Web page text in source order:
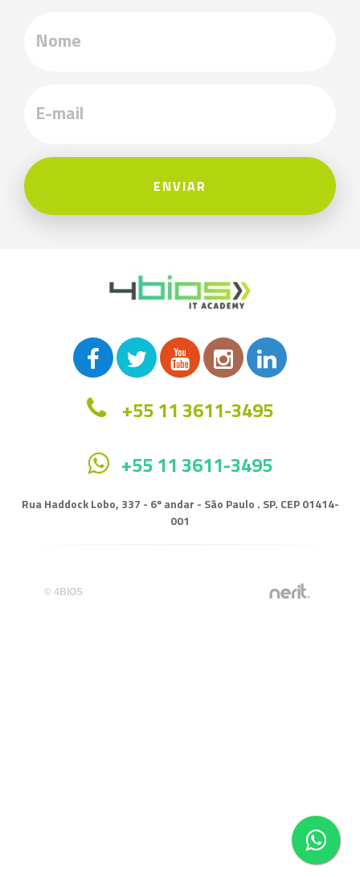
ENVIAR
+55 11 3611-3495
+55 11 3611-3495
Rua Haddock Lobo, 337 - 6º andar - São Paulo . SP. CEP 01414-
001
© 4BIOS